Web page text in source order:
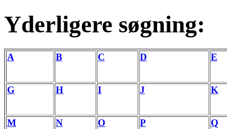
Yderligere søgning:
A B C D E
G H I J K
M N O P Q